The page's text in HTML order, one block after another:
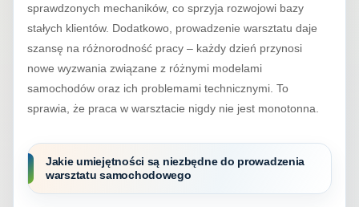
sprawdzonych mechaników, co sprzyja rozwojowi bazy
stałych klientów. Dodatkowo, prowadzenie warsztatu daje
szansę na różnorodność pracy – każdy dzień przynosi
nowe wyzwania związane z różnymi modelami
samochodów oraz ich problemami technicznymi. To
sprawia, że praca w warsztacie nigdy nie jest monotonna.
Jakie umiejętności są niezbędne do prowadzenia
warsztatu samochodowego